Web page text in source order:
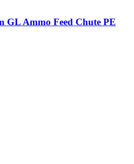
GL Ammo Feed Chute PE